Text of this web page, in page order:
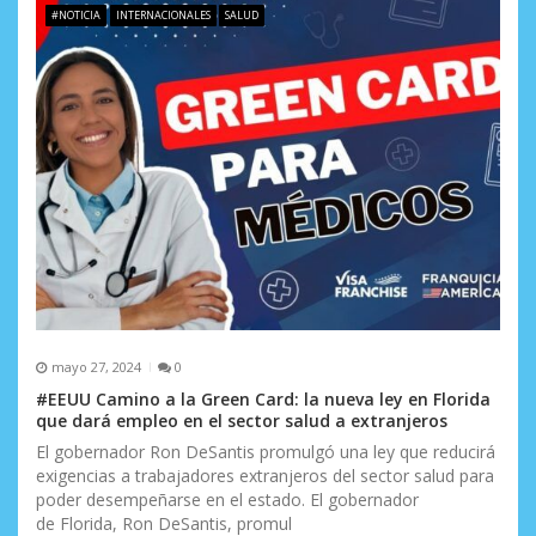
n
t
r
a
d
a
s
#NOTICIA INTERNACIONALES SALUD
mayo 27, 2024 0
#EEUU Camino a la Green Card: la nueva ley en Florida
que dará empleo en el sector salud a extranjeros
El gobernador Ron DeSantis promulgó una ley que reducirá
exigencias a trabajadores extranjeros del sector salud para
poder desempeñarse en el estado. El gobernador
de Florida, Ron DeSantis, promul